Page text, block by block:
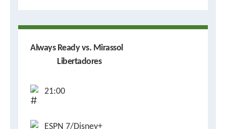
Always Ready vs. Mirassol
Libertadores
21:00
ESPN 7/Disney+